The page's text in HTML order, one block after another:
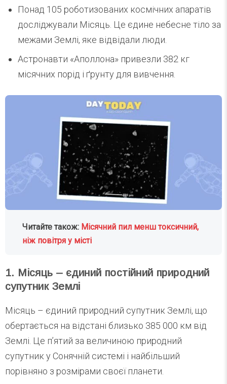
Понад 105 роботизованих космічних апаратів
досліджували Місяць. Це єдине небесне тіло за
межами Землі, яке відвідали люди.
Астронавти «Аполлона» привезли 382 кг
місячних порід і ґрунту для вивчення.
Читайте також: Місячний пил менш токсичний,
ніж повітря у місті
1. Місяць – єдиний постійний природний
супутник Землі
Місяць – єдиний природний супутник Землі, що
обертається на відстані близько 385 000 км від
Землі. Це п’ятий за величиною природний
супутник у Сонячній системі і найбільший
порівняно з розмірами своєї планети.